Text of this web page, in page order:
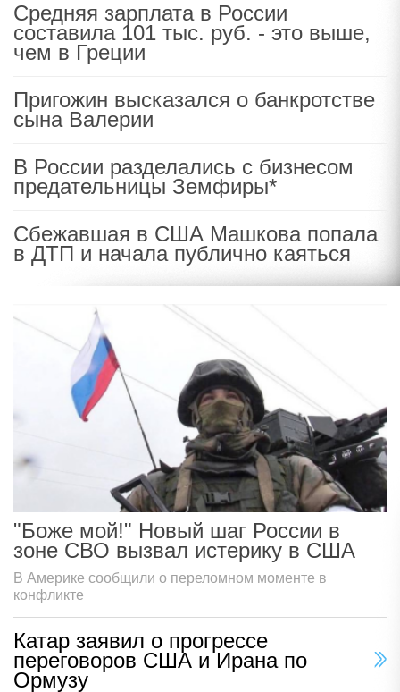
Средняя зарплата в России
составила 101 тыс. руб. - это выше,
чем в Греции
Пригожин высказался о банкротстве
сына Валерии
В России разделались с бизнесом
предательницы Земфиры*
Сбежавшая в США Машкова попала
в ДТП и начала публично каяться
"Боже мой!" Новый шаг России в
зоне СВО вызвал истерику в США
В Америке сообщили о переломном моменте в
конфликте
Катар заявил о прогрессе
переговоров США и Ирана по
Ормузу